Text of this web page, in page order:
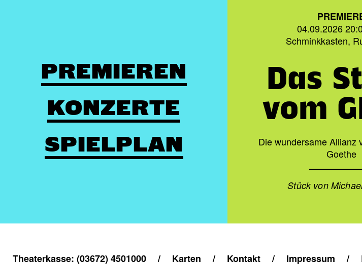
PREMIEREN
KONZERTE
SPIELPLAN
04.09.2026
Schminkkasten,
Das
vom
Die wundersame Allianz
Goethe
Stück von
Theaterkasse: (03672) 4501000 / Karten / Kontakt / Impressum /